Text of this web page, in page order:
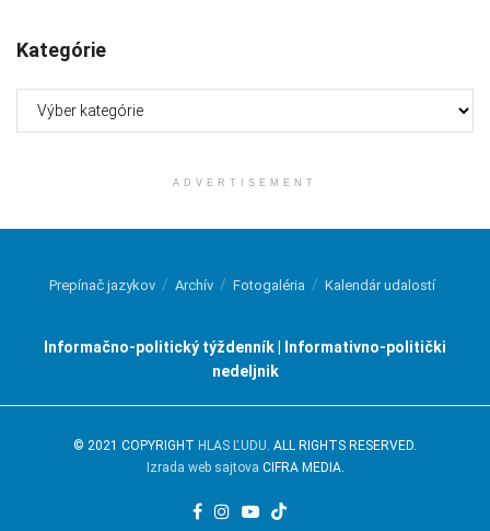
Kategórie
Kategórie
ADVERTISEMENT
Prepínač jazykov Archív Fotogaléria Kalendár udalostí
Informačno-politický týždenník | Informativno-politički
nedeljnik
© 2021 COPYRIGHT HLAS ĽUDU. ALL RIGHTS RESERVED.
Izrada web sajtova CIFRA MEDIA.